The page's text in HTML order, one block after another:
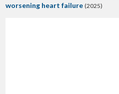
worsening heart failure (2025)